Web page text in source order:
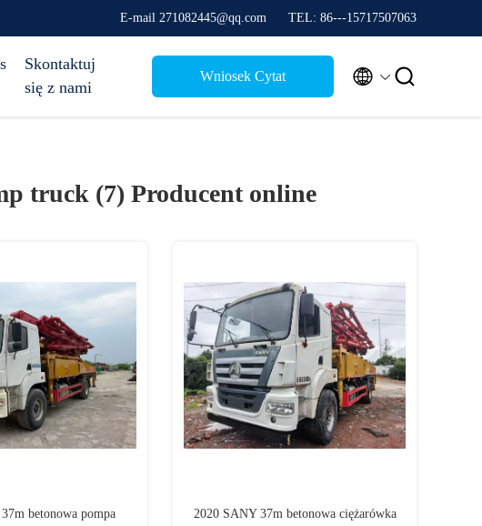
E-mail 271082445@qq.com TEL: 86---15717507063
Skontaktuj
się z nami
Wniosek Cytat  
truck (7) Producent online
betonowa pompa
2020 SANY 37m betonowa ciężarówka